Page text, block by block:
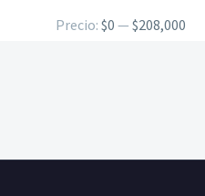
Precio: $0 — $208,000